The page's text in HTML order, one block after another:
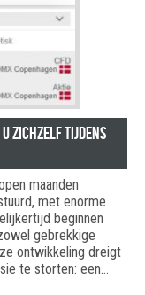
u zichzelf tijdens
maanden
met enorme
beginnen
gebrekkige
ontwikkeling dreigt
te storten: een…